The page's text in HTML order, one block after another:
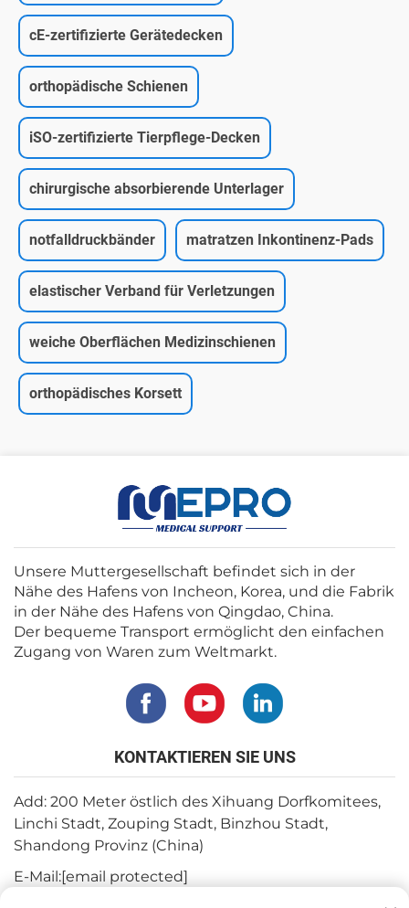
cE-zertifizierte Gerätedecken
orthopädische Schienen
iSO-zertifizierte Tierpflege-Decken
chirurgische absorbierende Unterlager
notfalldruckbänder matratzen Inkontinenz-Pads
elastischer Verband für Verletzungen
weiche Oberflächen Medizinschienen
orthopädisches Korsett
Unsere Muttergesellschaft befindet sich in der
Nähe des Hafens von Incheon, Korea, und die Fabrik
in der Nähe des Hafens von Qingdao, China.
Der bequeme Transport ermöglicht den einfachen
Zugang von Waren zum Weltmarkt.
KONTAKTIEREN SIE UNS
Add: 200 Meter östlich des Xihuang Dorfkomitees,
Linchi Stadt, Zouping Stadt, Binzhou Stadt,
Shandong Provinz (China)
E-Mail:[email protected]